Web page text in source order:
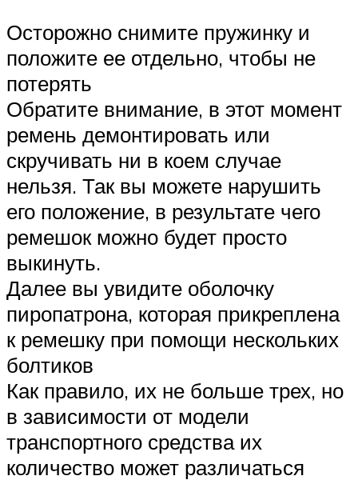
Осторожно снимите пружинку и
положите ее отдельно, чтобы не
потерять
Обратите внимание, в этот момент
ремень демонтировать или
скручивать ни в коем случае
нельзя. Так вы можете нарушить
его положение, в результате чего
ремешок можно будет просто
выкинуть.
Далее вы увидите оболочку
пиропатрона, которая прикреплена
к ремешку при помощи нескольких
болтиков
Как правило, их не больше трех, но
в зависимости от модели
транспортного средства их
количество может различаться